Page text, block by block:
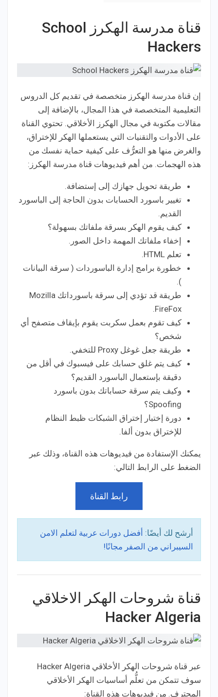
قناة مدرسة الهكرز School
Hackers
إن قناة مدرسة الهكرز متخصصة في تقديم كل الدروس
التعليمية المتخصصة في هذا المجال، بالإضافة إلى
مقالات مكتوبة في مجال الهكرز الأخلاقي. تحتوي القناة
على الأدوات والتقنيات التي يستعملها الهكر للإختراق،
والغرض منها هو التعرُّف على كيفية حماية نفسك من
هذه الهجمات. من أهم فيديوهات قناة مدرسة الهكرز:
طريقة تحويل جهازك إلى إستضافة.
تغيير باسورد الحسابات بدون الحاجة إلى الباسورد
القديم.
كيف يقوم الهكر بسرقة ملفاتك بسهولة؟
إخفاء ملفاتك المهمة داخل الصور.
تعلم HTML.
خطورة برامج إدارة الباسوردات ( سرقة البيانات
).
طريقة قد تؤدي إلى سرقة باسورداتك Mozilla
FireFox.
كيف تقوم بعمل سكربت يقوم بإيقاف متصفح أي
شخص؟
طريقة جعل غوغل Proxy للتخفي.
كيف يتم غلق حسابك على فيسبوك في أقل من
دقيقة بإستعمال الباسورد القديم؟
وكيف يتم سرقة حساباتك بدون باسورد
Spoofing؟
دورة إختبار إختراق الشبكات ظبط النظام
للإختراق بدون ألفا.
يمكنك الإستفادة من فيديوهات هذه القناة، وذلك عبر
الضغط على الرابط التالي:
رابط القناة
أرشح لك أيضًا: أفضل دورات عربية لتعلم الامن
السيبراني من الصفر مجانًا!
قناة شروحات الهكر الاخلاقي
Hacker Algeria
عبر قناة شروحات الهكر الأخلاقي Hacker Algeria
سوف تتمكن من تعلُّم أساسيات الهكر الأخلاقي
المحترف. من فيديوهات هذه القناة: